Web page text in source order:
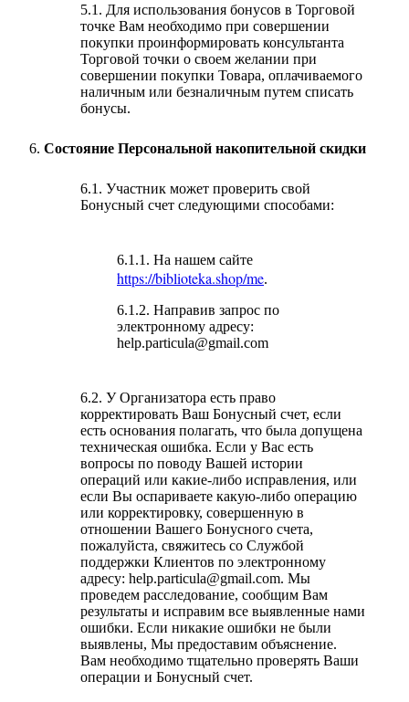
5.1. Для использования бонусов в Торговой
точке Вам необходимо при совершении
покупки проинформировать консультанта
Торговой точки о своем желании при
совершении покупки Товара, оплачиваемого
наличным или безналичным путем списать
бонусы.
Состояние Персональной накопительной скидки
6.1. Участник может проверить свой
Бонусный счет следующими способами:
6.1.1. На нашем сайте
https://biblioteka.shop/me.
6.1.2. Направив запрос по
электронному адресу:
help.particula@gmail.com
6.2. У Организатора есть право
корректировать Ваш Бонусный счет, если
есть основания полагать, что была допущена
техническая ошибка. Если у Вас есть
вопросы по поводу Вашей истории
операций или какие-либо исправления, или
если Вы оспариваете какую-либо операцию
или корректировку, совершенную в
отношении Вашего Бонусного счета,
пожалуйста, свяжитесь со Службой
поддержки Клиентов по электронному
адресу: help.particula@gmail.com. Мы
проведем расследование, сообщим Вам
результаты и исправим все выявленные нами
ошибки. Если никакие ошибки не были
выявлены, Мы предоставим объяснение.
Вам необходимо тщательно проверять Ваши
операции и Бонусный счет.